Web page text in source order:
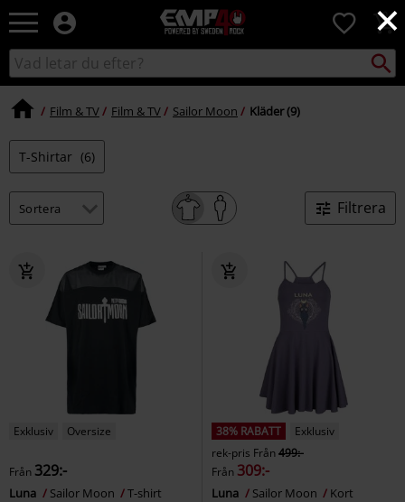
×
EMP
-
Musik,
TV
&
0
Sök
i
Sök
Film & TV Film & TV Sailor Moon Kläder (9)
T-Shirtar (6)
Filtrera
Exklusiv Oversize
Från 329:-
Luna Sailor Moon T-shirt
38% RABATT
Exklusiv
rek-pris Från499:-
Från 309:-
Luna Sailor Moon
Kort